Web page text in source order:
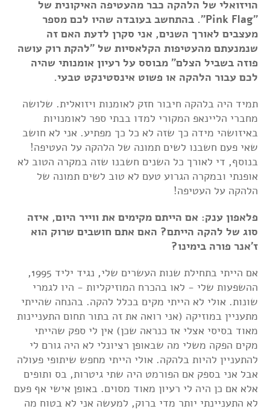
הויזואלי של הלהקה כבר מהעטיפה האיקונית של
"Pink Flag". בהתחשב בעובדה שהיו לכם מספר
מעצבים לאורך השנים, אני סקרן לדעת האם זה
שנמנעתם מהעטיפות הקלאסיות של "להקת רוק עושה
פוזה בשביל הצלם" מבוסס על רעיון אומנותי שהיה
לכם עבור הלהקה או פשוט אינסטינקט טבעי.
תמיד היה בלהקה חיבור חזק לאומנות ויזואלית. שלושה
מחברי הליינאפ המקורי למדו בבתי ספר לאומנויות
באיזושהי מידה כך שזה לא כל כך מפתיע. אני לא חושב
שאי פעם חשבנו לשים תמונה של הלהקה על העטיפה!
בנוסף, די לאורך כל השנים חשבנו שזה במקרה הטוב לא
אופנתי ובמקרה הגרוע טעם לא טוב לשים תמונה של
הלהקה על העטיפה!
פלאפון ענק: אם הייתם מקימים את ווייר היום, איזה
סוג של להקה הייתם? האם אתם חושבים שרוק הוא
ז'אנר פורה בימינו?
אם הייתי בתחילת שנות העשרים שלי, נגיד יליד 1995,
ההשפעות שלי - לאו בהכרח המוזיקליות - היו לגמרי
שונות. אולי לא הייתי מקים בכלל להקה. בהנחה שהייתי
מתעניין במוזיקה (אני רואה את זה בתור תחום התעניינות
מאוד בסיסי אצלי אז כנראה שכן) אין לי ספק שהייתי
מקים הפקה משלי מה שבאופן רציונלי לא היה גורם לי
להתעניין להיות בלהקה. אולי הייתי מחפש שיתופי פעולה
אבל אני בספק אם הפורמט היה שתי גיטרות, בס ותופים
אלא אם כן היה לי רעיון מאוד מסוים. באופן אישי אף פעם
לא התעניינתי יותר מדי ברוק, למעשה אני לא בטוח מה